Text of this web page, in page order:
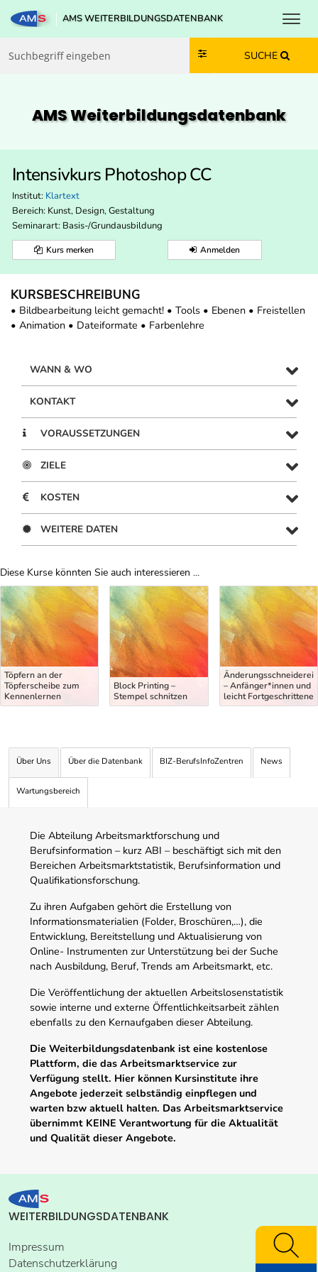
Zum Inhalt springen
Zum Navmenü springen
Zur Suche springen
Zur Footer springen
AMS WEITERBILDUNGSDATENBANK
SUCHE
AMS Weiterbildungs­datenbank
Intensivkurs Photoshop CC
Institut: Klartext
Bereich: Kunst, Design, Gestaltung
Seminarart: Basis-/Grundausbildung
Kurs merken Anmelden
KURSBESCHREIBUNG
• Bildbearbeitung leicht gemacht! • Tools • Ebenen • Freistellen
• Animation • Dateiformate • Farbenlehre
WANN & WO
KONTAKT
VORAUSSETZUNGEN
ZIELE
KOSTEN
WEITERE DATEN
Diese Kurse könnten Sie auch interessieren ...
Uber Weiterbildungsvorschläge
Töpfern an der
Töpferscheibe zum
Kennenlernen
Block Printing –
Stempel schnitzen
Änderungsschneiderei
– Anfänger*innen und
leicht Fortgeschrittene
Über Uns Über die Datenbank BIZ-BerufsInfoZentren News
Wartungsbereich
Die Abteilung Arbeitsmarktforschung und
Berufsinformation – kurz ABI – beschäftigt sich mit den
Bereichen Arbeitsmarktstatistik, Berufsinformation und
Qualifikationsforschung.
Zu ihren Aufgaben gehört die Erstellung von
Informationsmaterialien (Folder, Broschüren,…), die
Entwicklung, Bereitstellung und Aktualisierung von
Online- Instrumenten zur Unterstützung bei der Suche
nach Ausbildung, Beruf, Trends am Arbeitsmarkt, etc.
Die Veröffentlichung der aktuellen Arbeitslosenstatistik
sowie interne und externe Öffentlichkeitsarbeit zählen
ebenfalls zu den Kernaufgaben dieser Abteilung.
Die Weiterbildungsdatenbank ist eine kostenlose
Plattform, die das Arbeitsmarktservice zur
Verfügung stellt. Hier können Kursinstitute ihre
Angebote jederzeit selbständig einpflegen und
warten bzw aktuell halten. Das Arbeitsmarktservice
übernimmt KEINE Verantwortung für die Aktualität
und Qualität dieser Angebote.
WEITERBILDUNGSDATENBANK
Impressum
Datenschutzerklärung